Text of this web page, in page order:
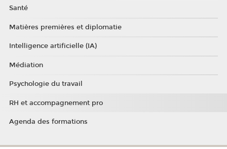
Santé
Matières premières et diplomatie
Intelligence artificielle (IA)
Médiation
Psychologie du travail
RH et accompagnement pro
Agenda des formations